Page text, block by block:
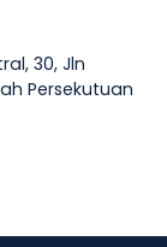
30, Jln
Persekutuan